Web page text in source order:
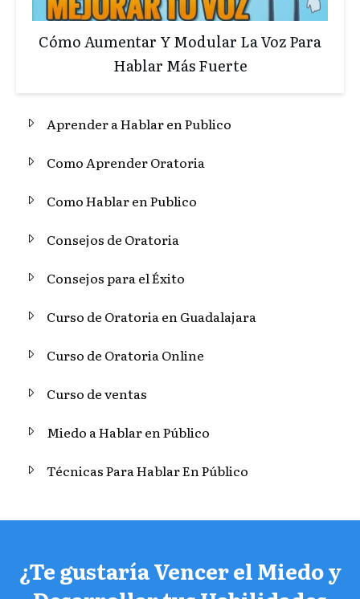
Cómo Aumentar Y Modular La Voz Para
Hablar Más Fuerte
Aprender a Hablar en Publico
Como Aprender Oratoria
Como Hablar en Publico
Consejos de Oratoria
Consejos para el Éxito
Curso de Oratoria en Guadalajara
Curso de Oratoria Online
Curso de ventas
Miedo a Hablar en Público
Técnicas Para Hablar En Público
¿Te gustaría Vencer el Miedo y